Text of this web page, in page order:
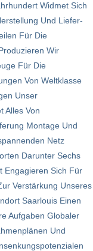
Widmet Sich
Und Liefer­
Für Die
Wir
Für Die
Von Weltklasse
Unser
Alles Von
Montage Und
Netz
Darunter Sechs
Engagieren Sich Für
Verstärkung Unseres
Saarlouis Einen
Aufgaben Globaler
Und